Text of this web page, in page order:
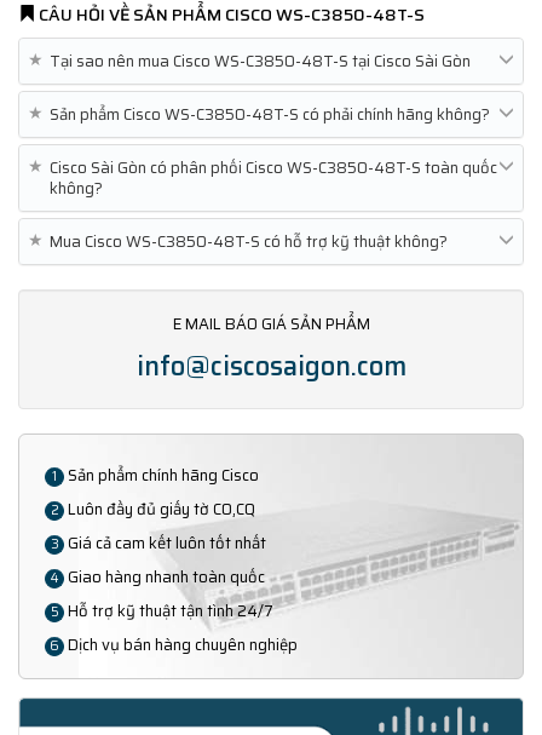
CÂU HỎI VỀ SẢN PHẨM CISCO WS-C3850-48T-S
★ Tại sao nên mua Cisco WS-C3850-48T-S tại Cisco Sài Gòn
★ Sản phẩm Cisco WS-C3850-48T-S có phải chính hãng không?
★ Cisco Sài Gòn có phân phối Cisco WS-C3850-48T-S toàn quốc
không?
★ Mua Cisco WS-C3850-48T-S có hỗ trợ kỹ thuật không?
E MAIL BÁO GIÁ SẢN PHẨM
info@ciscosaigon.com
1 Sản phẩm chính hãng Cisco
2 Luôn đầy đủ giấy tờ CO,CQ
3 Giá cả cam kết luôn tốt nhất
4 Giao hàng nhanh toàn quốc
5 Hỗ trợ kỹ thuật tận tình 24/7
6 Dịch vụ bán hàng chuyên nghiệp